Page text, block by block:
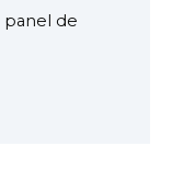
panel de